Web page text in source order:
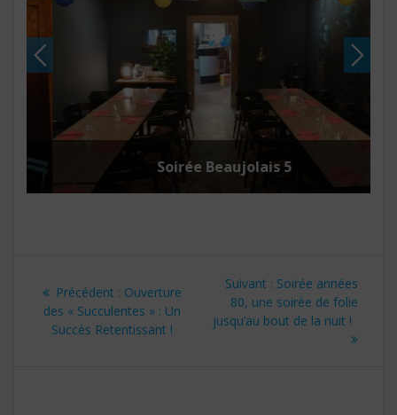
Soirée Beaujolais 5
de
l’article
Précédent : Article
précédent
:
Ouverture
des « Succulentes » : Un
Succès Retentissant !
Suivant : Article
suivant
:
Soirée années
80, une soirée de folie
jusqu’au bout de la nuit !